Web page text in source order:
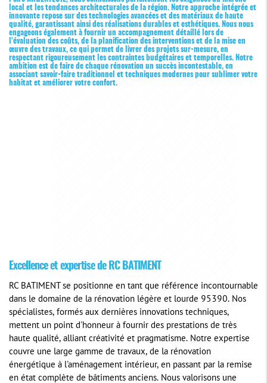
local et les tendances architecturales de la région. Notre approche intégrée et
innovante repose sur des technologies avancées et des matériaux de haute
qualité, garantissant ainsi des réalisations durables et esthétiques. Nous nous
engageons également à fournir un accompagnement détaillé lors de
l'évaluation des coûts, de la planification des interventions et de la mise en
œuvre des travaux, ce qui permet de livrer des projets sur-mesure, en
respectant rigoureusement les contraintes budgétaires et temporelles. Notre
ambition est de faire de chaque rénovation un succès incontestable, en
associant savoir-faire traditionnel et techniques modernes pour sublimer votre
habitat et améliorer votre confort.
Excellence et expertise de RC BATIMENT
RC BATIMENT se positionne en tant que référence incontournable
dans le domaine de la rénovation légère et lourde 95390. Nos
spécialistes, formés aux dernières innovations techniques,
mettent un point d'honneur à fournir des prestations de très
haute qualité, alliant créativité et pragmatisme. Notre expertise
couvre une large gamme de travaux, de la rénovation
énergétique à l'aménagement intérieur, en passant par la remise
en état complète de bâtiments anciens. Nous valorisons une